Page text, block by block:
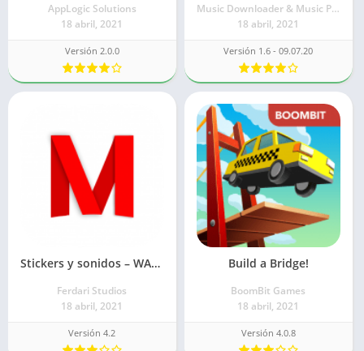
AppLogic Solutions
18 abril, 2021
Versión 2.0.0
Music Downloader & Music Player Free
18 abril, 2021
Versión 1.6 - 09.07.20
Stickers y sonidos – WAStickerApps
Ferdari Studios
18 abril, 2021
Versión 4.2
Build a Bridge!
BoomBit Games
18 abril, 2021
Versión 4.0.8